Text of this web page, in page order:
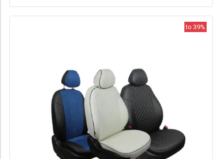
to 39%